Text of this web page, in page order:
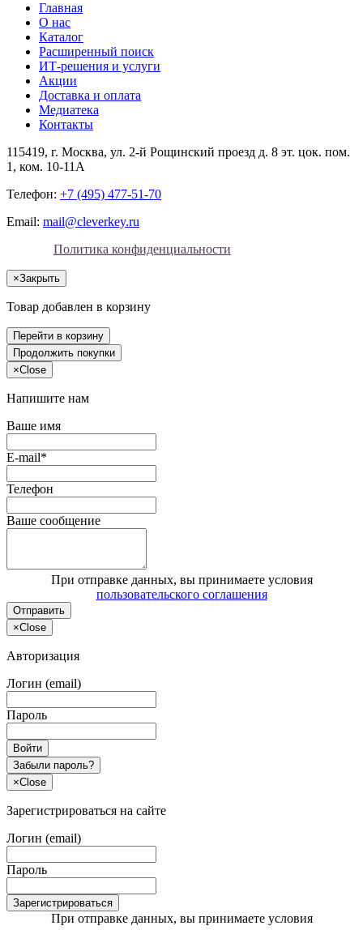
Главная
О нас
Каталог
Расширенный поиск
ИТ-решения и услуги
Акции
Доставка и оплата
Медиатека
Контакты
115419, г. Москва, ул. 2-й Рощинский проезд д. 8 эт. цок. пом.
1, ком. 10-11А
Телефон: +7 (495) 477-51-70
Email: mail@cleverkey.ru
Политика конфиденциальности
×Закрыть
Товар добавлен в корзину
Перейти в корзину
Продолжить покупки
×Close
Напишите нам
Ваше имя
E-mail*
Телефон
Ваше сообщение
При отправке данных, вы принимаете условия
пользовательского соглашения
Отправить
×Close
Авторизация
Логин (email)
Пароль
Войти
Забыли пароль?
×Close
Зарегистрироваться на сайте
Логин (email)
Пароль
Зарегистрироваться
При отправке данных, вы принимаете условия